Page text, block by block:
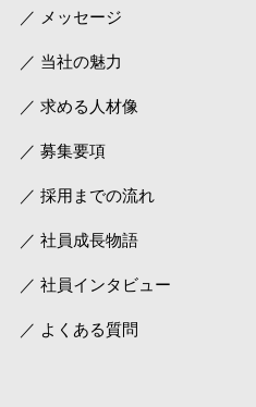
／ メッセージ
／ 当社の魅力
／ 求める人材像
／ 募集要項
／ 採用までの流れ
／ 社員成長物語
／ 社員インタビュー
／ よくある質問